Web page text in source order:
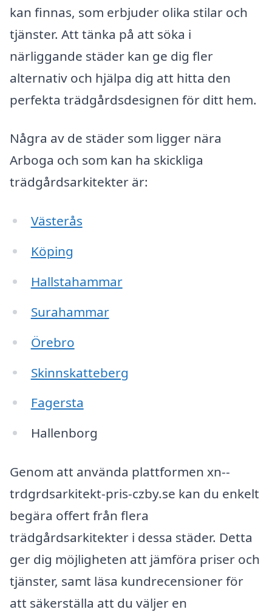
kan finnas, som erbjuder olika stilar och
tjänster. Att tänka på att söka i
närliggande städer kan ge dig fler
alternativ och hjälpa dig att hitta den
perfekta trädgårdsdesignen för ditt hem.
Några av de städer som ligger nära
Arboga och som kan ha skickliga
trädgårdsarkitekter är:
Västerås
Köping
Hallstahammar
Surahammar
Örebro
Skinnskatteberg
Fagersta
Hallenborg
Genom att använda plattformen xn--
trdgrdsarkitekt-pris-czby.se kan du enkelt
begära offert från flera
trädgårdsarkitekter i dessa städer. Detta
ger dig möjligheten att jämföra priser och
tjänster, samt läsa kundrecensioner för
att säkerställa att du väljer en